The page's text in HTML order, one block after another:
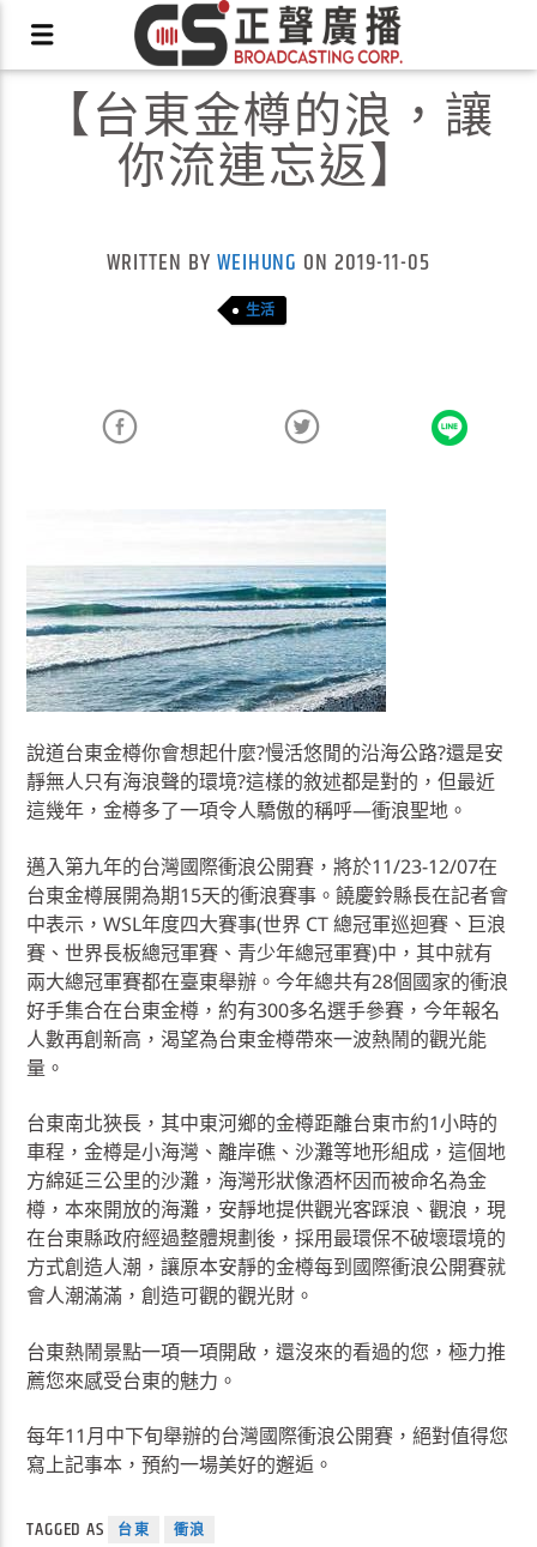
X
【台東金樽的浪，讓
你流連忘返】
WRITTEN BY WEIHUNG ON 2019-11-05
生活
說道台東金樽你會想起什麼?慢活悠閒的沿海公路?還是安
靜無人只有海浪聲的環境?這樣的敘述都是對的，但最近
這幾年，金樽多了一項令人驕傲的稱呼—衝浪聖地。
邁入第九年的台灣國際衝浪公開賽，將於11/23-12/07在
台東金樽展開為期15天的衝浪賽事。饒慶鈴縣長在記者會
中表示，WSL年度四大賽事(世界 CT 總冠軍巡迴賽、巨浪
賽、世界長板總冠軍賽、青少年總冠軍賽)中，其中就有
兩大總冠軍賽都在臺東舉辦。今年總共有28個國家的衝浪
好手集合在台東金樽，約有300多名選手參賽，今年報名
人數再創新高，渴望為台東金樽帶來一波熱鬧的觀光能
量。
台東南北狹長，其中東河鄉的金樽距離台東市約1小時的
車程，金樽是小海灣、離岸礁、沙灘等地形組成，這個地
方綿延三公里的沙灘，海灣形狀像酒杯因而被命名為金
樽，本來開放的海灘，安靜地提供觀光客踩浪、觀浪，現
在台東縣政府經過整體規劃後，採用最環保不破壞環境的
方式創造人潮，讓原本安靜的金樽每到國際衝浪公開賽就
會人潮滿滿，創造可觀的觀光財。
台東熱鬧景點一項一項開啟，還沒來的看過的您，極力推
薦您來感受台東的魅力。
每年11月中下旬舉辦的台灣國際衝浪公開賽，絕對值得您
寫上記事本，預約一場美好的邂逅。
TAGGED AS 台東 衝浪